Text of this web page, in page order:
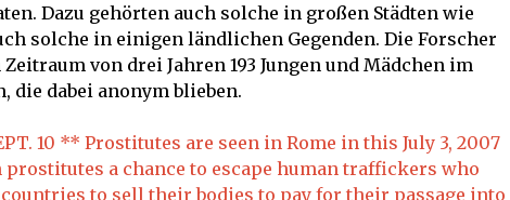
Dazu gehörten auch solche in großen Städten wie
solche in einigen ländlichen Gegenden. Die Forscher
von drei Jahren 193 Jungen und Mädchen im
die dabei anonym blieben.